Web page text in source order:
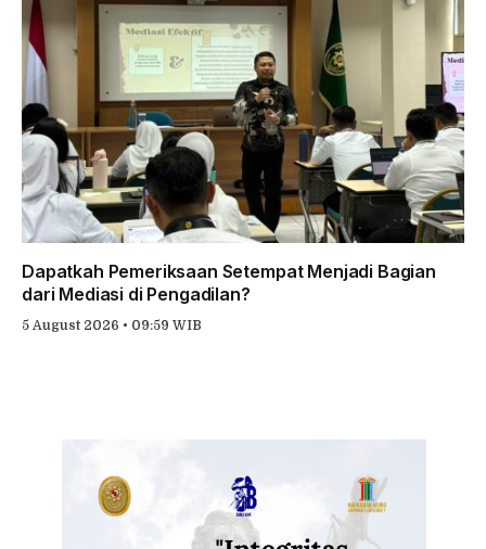
Dapatkah Pemeriksaan Setempat Menjadi Bagian
dari Mediasi di Pengadilan?
5 August 2026 • 09:59 WIB